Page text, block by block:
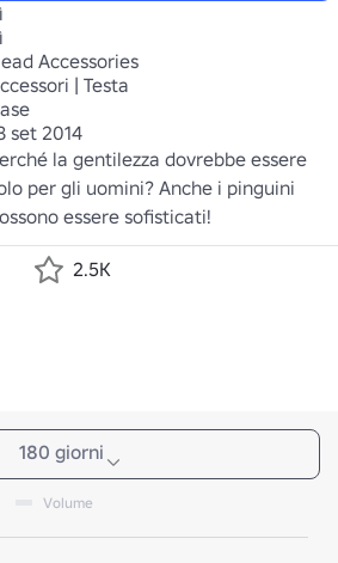
Accessories
| Testa
set 2014
la gentilezza dovrebbe essere
per gli uomini? Anche i pinguini
essere sofisticati!
2.5K
180 giorni
Volume